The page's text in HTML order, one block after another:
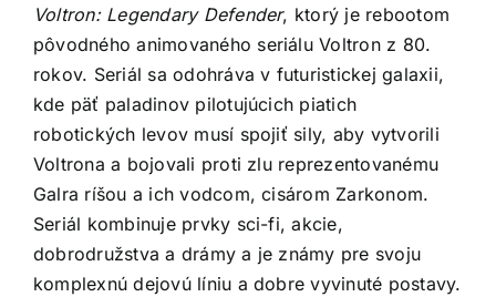
Voltron: Legendary Defender, ktorý je rebootom
pôvodného animovaného seriálu Voltron z 80.
rokov. Seriál sa odohráva v futuristickej galaxii,
kde päť paladinov pilotujúcich piatich
robotických levov musí spojiť sily, aby vytvorili
Voltrona a bojovali proti zlu reprezentovanému
Galra ríšou a ich vodcom, cisárom Zarkonom.
Seriál kombinuje prvky sci-fi, akcie,
dobrodružstva a drámy a je známy pre svoju
komplexnú dejovú líniu a dobre vyvinuté postavy.